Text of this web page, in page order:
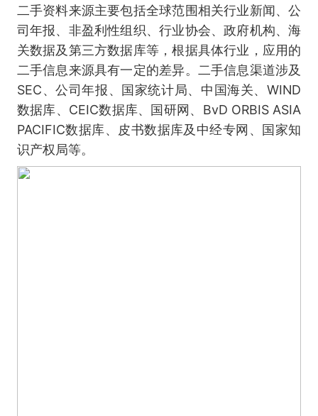
二手资料来源主要包括全球范围相关行业新闻、公
司年报、非盈利性组织、行业协会、政府机构、海
关数据及第三方数据库等，根据具体行业，应用的
二手信息来源具有一定的差异。二手信息渠道涉及
SEC、公司年报、国家统计局、中国海关、WIND
数据库、CEIC数据库、国研网、BvD ORBIS ASIA
PACIFIC数据库、皮书数据库及中经专网、国家知
识产权局等。